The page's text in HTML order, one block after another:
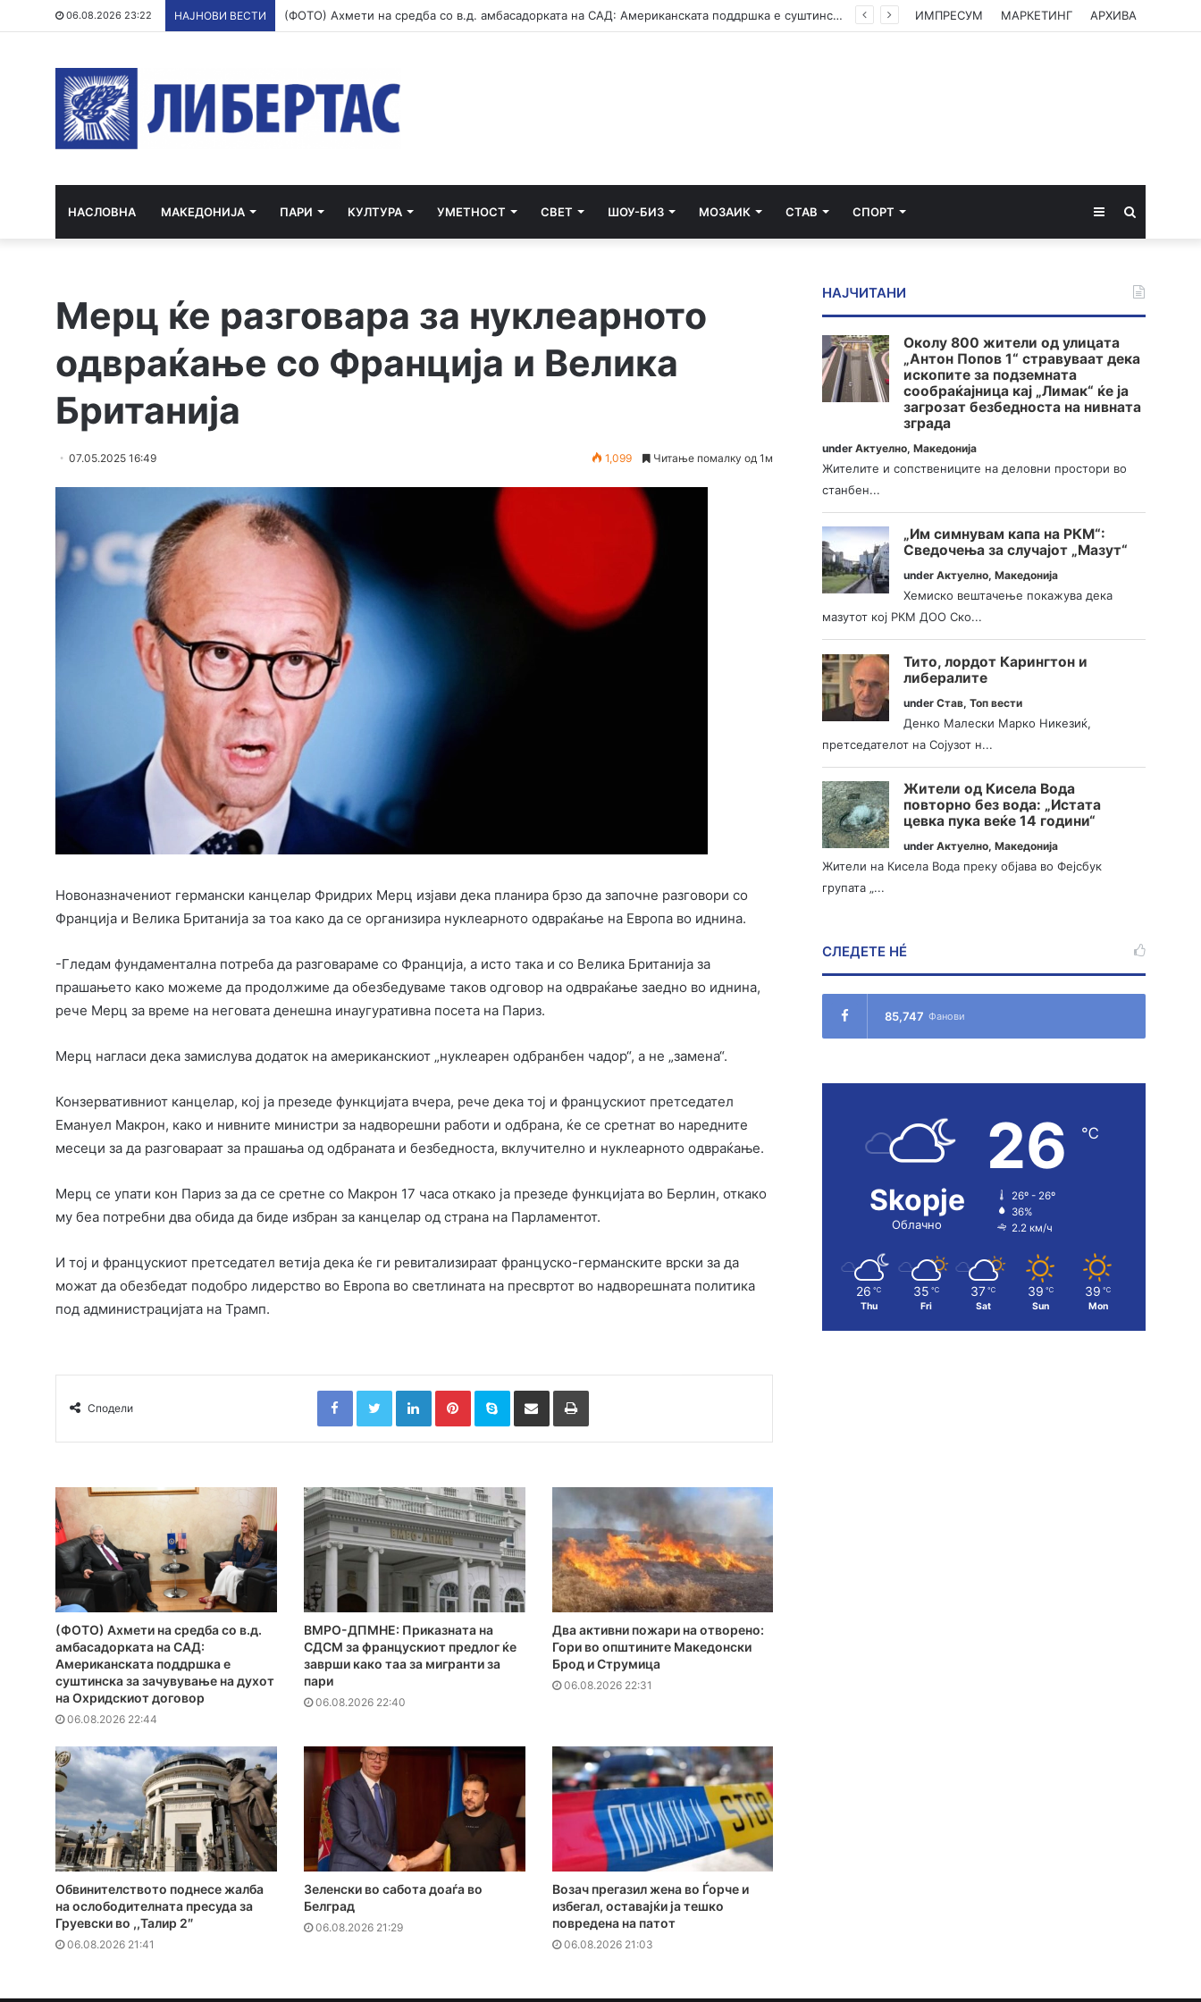
06.08.2026 23:22 НАЈНОВИ ВЕСТИ (ФОТО) Ахмети на средба со в.д. амбасадорката на САД: Американската поддршка е суштинска за зачувување на духот на Охридскиот договор ИМПРЕСУМ МАРКЕТИНГ АРХИВА
НАСЛОВНА МАКЕДОНИЈА ПАРИ КУЛТУРА УМЕТНОСТ СВЕТ ШОУ-БИЗ МОЗАИК СТАВ СПОРТ Sidebar
Мерц ќе разговара за нуклеарното
одвраќање со Франција и Велика
Британија
07.05.2025 16:49 1,099 Читање помалку од 1м
Новоназначениот германски канцелар Фридрих Мерц изјави дека планира брзо да започне разговори со
Франција и Велика Британија за тоа како да се организира нуклеарното одвраќање на Европа во иднина.
-Гледам фундаментална потреба да разговараме со Франција, а исто така и со Велика Британија за
прашањето како можеме да продолжиме да обезбедуваме таков одговор на одвраќање заедно во иднина,
рече Мерц за време на неговата денешна инаугуративна посета на Париз.
Мерц нагласи дека замислува додаток на американскиот „нуклеарен одбранбен чадор“, а не „замена“.
Конзервативниот канцелар, кој ја презеде функцијата вчера, рече дека тој и францускиот претседател
Емануел Макрон, како и нивните министри за надворешни работи и одбрана, ќе се сретнат во наредните
месеци за да разговараат за прашања од одбраната и безбедноста, вклучително и нуклеарното одвраќање.
Мерц се упати кон Париз за да се сретне со Макрон 17 часа откако ја презеде функцијата во Берлин, откако
му беа потребни два обида да биде избран за канцелар од страна на Парламентот.
И тој и францускиот претседател ветија дека ќе ги ревитализираат француско-германските врски за да
можат да обезбедат подобро лидерство во Европа во светлината на пресвртот во надворешната политика
под администрацијата на Трамп.
Сподели
FacebookTwitterLinkedInPinterestSkype Сподели преку Е-маил Испринтај
(ФОТО) Ахмети на средба со в.д.
амбасадорката на САД:
Американската поддршка е
суштинска за зачувување на духот
на Охридскиот договор
06.08.2026 22:44
ВМРО-ДПМНЕ: Приказната на
СДСМ за францускиот предлог ќе
заврши како таа за мигранти за
пари
06.08.2026 22:40
Два активни пожари на отворено:
Гори во општините Македонски
Брод и Струмица
06.08.2026 22:31
Обвинителството поднесе жалба
на ослободителната пресуда за
Груевски во ,,Талир 2″
06.08.2026 21:41
Зеленски во сабота доаѓа во
Белград
06.08.2026 21:29
Возач прегазил жена во Ѓорче и
избегал, оставајќи ја тешко
повредена на патот
06.08.2026 21:03
НАЈЧИТАНИ
Околу 800 жители од улицата
„Антон Попов 1“ стравуваат дека
ископите за подземната
сообраќајница кај „Лимак“ ќе ја
загрозат безбедноста на нивната
зграда
underАктуелно,Македонија
Жителите и сопствениците на деловни простори во
станбен...
„Им симнувам капа на РКМ“:
Сведочења за случајот „Мазут“
underАктуелно,Македонија
Хемиско вештачење покажува дека
мазутот кој РКМ ДОО Ско...
Тито, лордот Карингтон и
либералите
underСтав,Топ вести
Денко Малески Марко Никезиќ,
претседателот на Сојузот н...
Жители од Кисела Вода
повторно без вода: „Истата
цевка пука веќе 14 години“
underАктуелно,Македонија
Жители на Кисела Вода преку објава во Фејсбук
групата „...
СЛЕДЕТЕ НÉ
85,747 Фанови
Skopje
Облачно
26 ℃
26º - 26º
36%
2.2 км/ч
26 ℃
Thu
35 ℃
Fri
37 ℃
Sat
39 ℃
Sun
39 ℃
Mon